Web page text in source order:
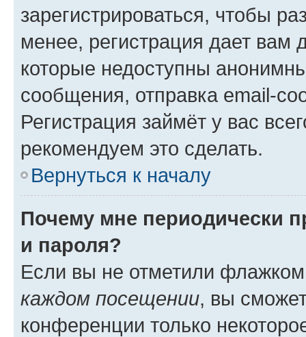
зарегистрироваться, чтобы
менее, регистрация дает вам
которые недоступны
сообщения, отправка email-
Регистрация займёт у вас
рекомендуем это сделать.
Вернуться к началу
Почему мне периодически
и пароля?
Если вы не отметили
каждом посещении, вы
конференции только